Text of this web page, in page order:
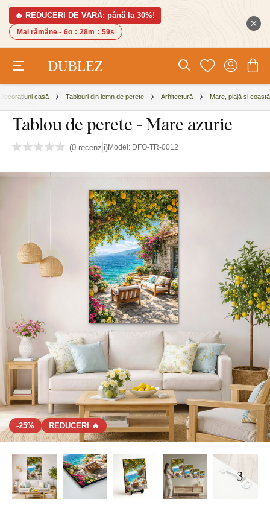
🔥 REDUCERI DE VARĂ: până la 30%!
Mai rămâne - 6o : 28m : 58s
Decorațiuni casă Tablouri din lemn de perete Arhitectură Mare, plajă și coastă
Tablou de perete - Mare azurie
(0 recenzii)Model: DFO-TR-0012
-25% REDUCERI 🔥
+ 3